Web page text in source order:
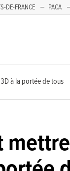
DE-FRANCE PACA
à la portée de tous